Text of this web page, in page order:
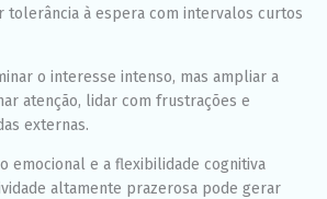
tolerância à espera com intervalos curtos
o interesse intenso, mas ampliar a
atenção, lidar com frustrações e
externas.
emocional e a flexibilidade cognitiva
altamente prazerosa pode gerar